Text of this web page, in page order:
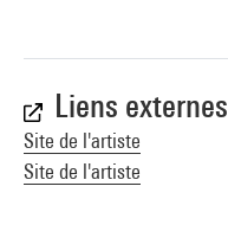
Liens externes
Site de l'artiste
Site de l'artiste